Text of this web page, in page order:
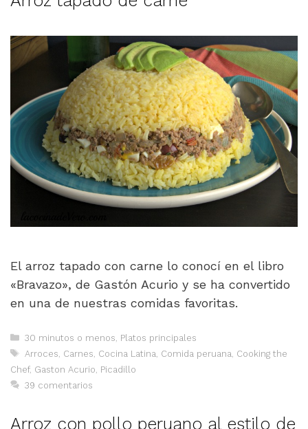
El arroz tapado con carne lo conocí en el libro
«Bravazo», de Gastón Acurio y se ha convertido
en una de nuestras comidas favoritas.
Categorías
30 minutos o menos Platos principales
Etiquetas
Arroces Carnes Cocina Latina Comida peruana Cooking the
Chef, Gaston Acurio Picadillo
39 comentarios
Arroz con pollo peruano al estilo de